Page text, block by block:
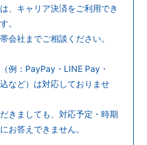
、キャリア決済をご利用でき
。
会社までご相談ください。
例：PayPay・LINE Pay・
など）は対応しておりませ
きましても、対応予定・時期
お答えできません。